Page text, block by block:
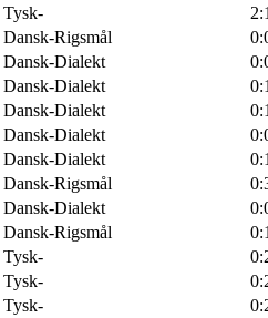
Tysk-
Dansk-Rigsmål
Dansk-Dialekt
Dansk-Dialekt
Dansk-Dialekt
Dansk-Dialekt
Dansk-Dialekt
Dansk-Rigsmål
Dansk-Dialekt
Dansk-Rigsmål
Tysk-
Tysk-
Tysk-